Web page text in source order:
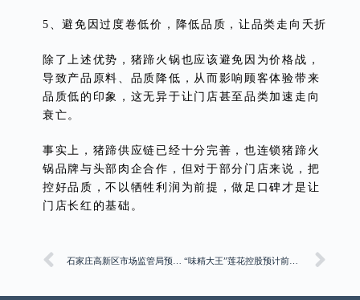
5、避免因过度卷低价，降低品质，让品类走向夭折
除了上述优势，猪蹄火锅也应该避免因为价格战，
导致产品原料、品质降低，从而影响顾客体验带来
品质低的印象，这无异于让门店甚至品类加速走向
衰亡。
事实上，猪蹄供应链已经十分完善，也连锁猪蹄火
锅品牌与头部肉企合作，但对于部分门店来说，把
控好品质，不以牺牲利润为前提，做足口碑才是让
门店长红的基础。